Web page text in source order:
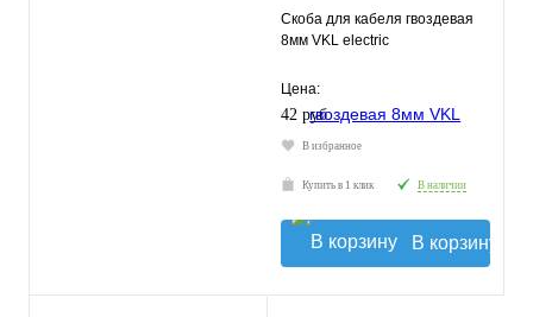
Скоба для кабеля гвоздевая
8мм VKL electric
Цена:
42 руб.
В избранное
Купить в 1 клик В наличии
В корзину